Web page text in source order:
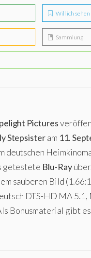
Will ich sehen
Sammlung
Pictures
Stepsisteram 11.
deutschen
getestete Blu-Ray
sauberen Bild
DTS-HD MA
Bonusmaterial gibt